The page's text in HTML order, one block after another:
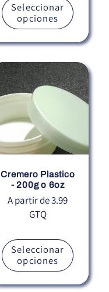
Seleccionar
opciones
Cremero Plastico
- 200g o 6oz
Precio
habitual
A partir de 3.99
GTQ
Seleccionar
opciones